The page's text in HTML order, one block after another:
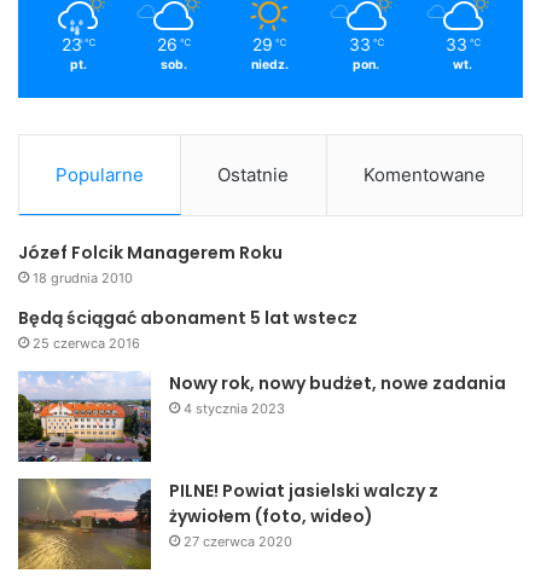
23 ℃
pt.
26 ℃
sob.
29 ℃
niedz.
33 ℃
pon.
33 ℃
wt.
Popularne Ostatnie Komentowane
Józef Folcik Managerem Roku
18 grudnia 2010
Będą ściągać abonament 5 lat wstecz
25 czerwca 2016
Nowy rok, nowy budżet, nowe zadania
4 stycznia 2023
PILNE! Powiat jasielski walczy z
żywiołem (foto, wideo)
27 czerwca 2020